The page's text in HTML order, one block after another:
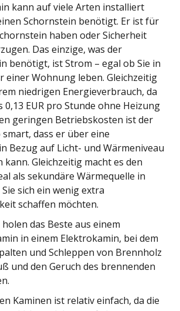
kann auf viele Arten installiert
Schornstein benötigt. Er ist für
haben oder Sicherheit
Das einzige, was der
benötigt, ist Strom – egal ob Sie in
einer Wohnung leben. Gleichzeitig
niedrigen Energieverbrauch, da
0,13 EUR pro Stunde ohne Heizung
geringen Betriebskosten ist der
dass er über eine
Bezug auf Licht- und Wärmeniveau
Gleichzeitig macht es den
als sekundäre Wärmequelle in
sich ein wenig extra
schaffen möchten.
das Beste aus einem
in einem Elektrokamin, bei dem
und Schleppen von Brennholz
und den Geruch des brennenden
Kaminen ist relativ einfach, da die